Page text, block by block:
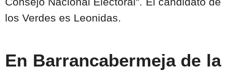
los Verdes es Leonidas.
En Barrancabermeja de la